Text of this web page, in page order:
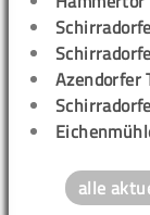
Azendorfer
alle